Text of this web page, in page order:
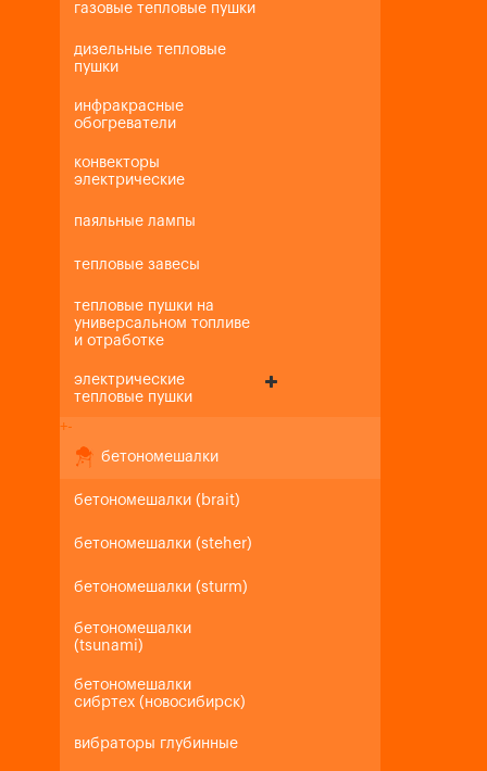
газовые тепловые пушки
дизельные тепловые
пушки
инфракрасные
обогреватели
конвекторы
электрические
паяльные лампы
тепловые завесы
тепловые пушки на
универсальном топливе
и отработке
электрические
тепловые пушки
+-
бетономешалки
бетономешалки (brait)
бетономешалки (steher)
бетономешалки (sturm)
бетономешалки
(tsunami)
бетономешалки
сибртех (новосибирск)
вибраторы глубинные